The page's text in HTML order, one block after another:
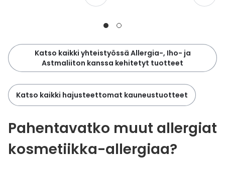
Katso kaikki yhteistyössä Allergia-, Iho- ja
Astmaliiton kanssa kehitetyt tuotteet
Katso kaikki hajusteettomat kauneustuotteet
Pahentavatko muut allergiat
kosmetiikka-allergiaa?